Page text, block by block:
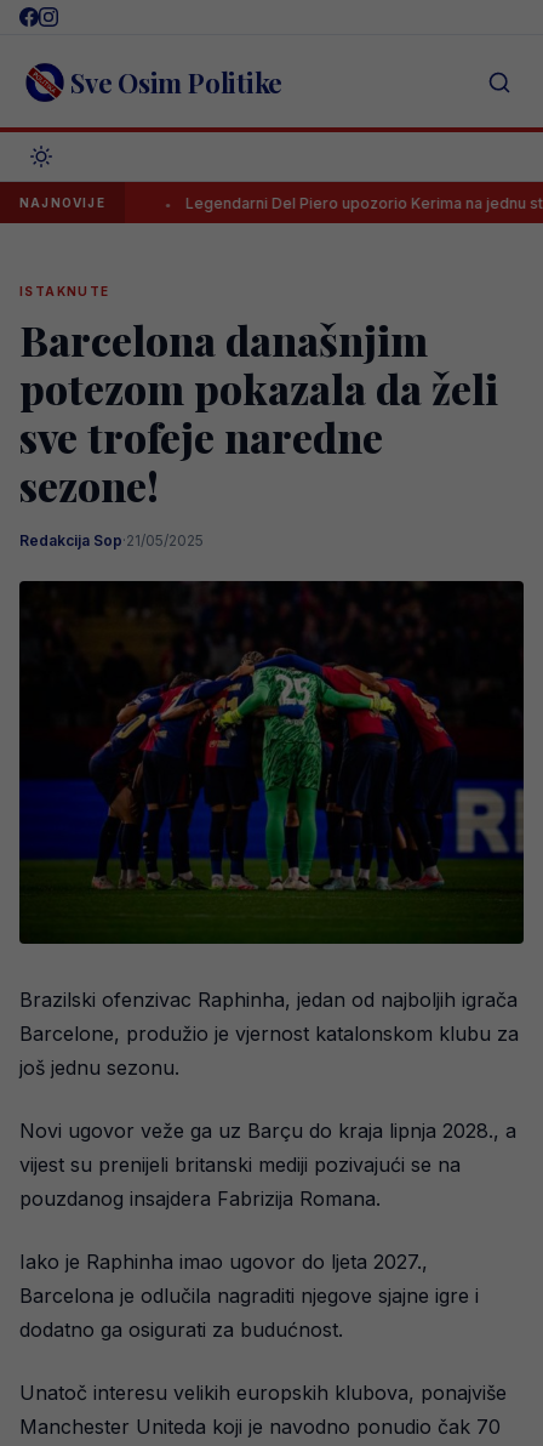
Skip
content Sve Osim Politike
NAJNOVIJE
a Legendarni Del Piero upozorio Kerima na jednu stvar
ISTAKNUTE
Barcelona današnjim
potezom pokazala da želi
sve trofeje naredne
sezone!
Redakcija Sop·21/05/2025
Brazilski ofenzivac Raphinha, jedan od najboljih igrača
Barcelone, produžio je vjernost katalonskom klubu za
još jednu sezonu.
Novi ugovor veže ga uz Barçu do kraja lipnja 2028., a
vijest su prenijeli britanski mediji pozivajući se na
pouzdanog insajdera Fabrizija Romana.
Iako je Raphinha imao ugovor do ljeta 2027.,
Barcelona je odlučila nagraditi njegove sjajne igre i
dodatno ga osigurati za budućnost.
Unatoč interesu velikih europskih klubova, ponajviše
Manchester Uniteda koji je navodno ponudio čak 70